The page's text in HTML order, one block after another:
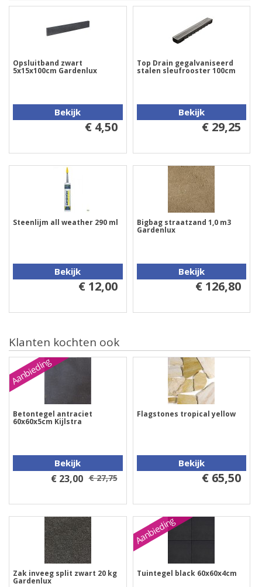
Opsluitband zwart
5x15x100cm Gardenlux
Bekijk
€ 4,50
Top Drain gegalvaniseerd
stalen sleufrooster 100cm
Bekijk
€ 29,25
Steenlijm all weather 290 ml
Bekijk
€ 12,00
Bigbag straatzand 1,0 m3
Gardenlux
Bekijk
€ 126,80
Klanten kochten ook
Aanbieding
Betontegel antraciet
60x60x5cm Kijlstra
Bekijk
€ 23,00 € 27,75
Flagstones tropical yellow
Bekijk
€ 65,50
Zak inveeg split zwart 20 kg
Gardenlux
Aanbieding
Tuintegel black 60x60x4cm